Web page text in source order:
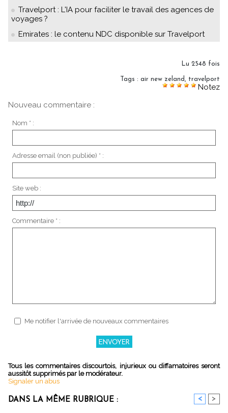
Travelport : L'IA pour faciliter le travail des agences de
voyages ?
Emirates : le contenu NDC disponible sur Travelport
Lu 2548 fois
Tags : air new zeland, travelport
Notez
Nouveau commentaire :
Nom * :
Adresse email (non publiée) * :
Site web :
Commentaire * :
Me notifier l'arrivée de nouveaux commentaires
Tous les commentaires discourtois, injurieux ou diffamatoires seront
aussitôt supprimés par le modérateur.
Signaler un abus
DANS LA MÊME RUBRIQUE : < >